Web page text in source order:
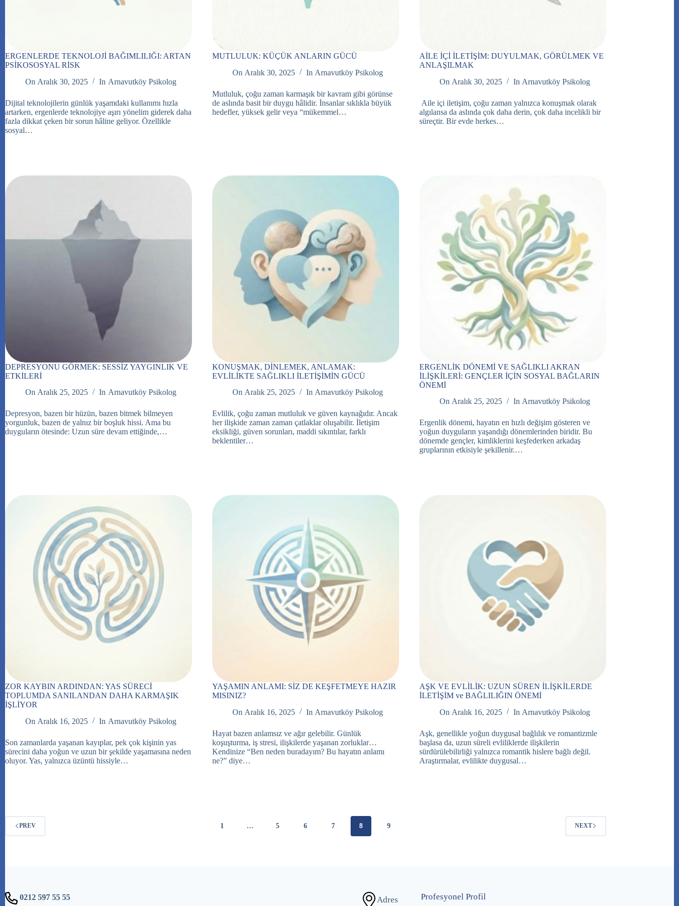
ERGENLERDE TEKNOLOJİ BAĞIMLILIĞI: ARTAN
PSİKOSOSYAL RİSK
On Aralık 30, 2025 In Arnavutköy Psikolog
Dijital teknolojilerin günlük yaşamdaki kullanımı hızla
artarken, ergenlerde teknolojiye aşırı yönelim giderek daha
fazla dikkat çeken bir sorun hâline geliyor. Özellikle
sosyal…
MUTLULUK: KÜÇÜK ANLARIN GÜCÜ
On Aralık 30, 2025 In Arnavutköy Psikolog
Mutluluk, çoğu zaman karmaşık bir kavram gibi görünse
de aslında basit bir duygu hâlidir. İnsanlar sıklıkla büyük
hedefler, yüksek gelir veya “mükemmel…
AİLE İÇİ İLETİŞİM: DUYULMAK, GÖRÜLMEK VE
ANLAŞILMAK
On Aralık 30, 2025 In Arnavutköy Psikolog
Aile içi iletişim, çoğu zaman yalnızca konuşmak olarak
algılansa da aslında çok daha derin, çok daha incelikli bir
süreçtir. Bir evde herkes…
DEPRESYONU GÖRMEK: SESSİZ YAYGINLIK VE
ETKİLERİ
On Aralık 25, 2025 In Arnavutköy Psikolog
Depresyon, bazen bir hüzün, bazen bitmek bilmeyen
yorgunluk, bazen de yalnız bir boşluk hissi. Ama bu
duyguların ötesinde: Uzun süre devam ettiğinde,…
KONUŞMAK, DİNLEMEK, ANLAMAK:
EVLİLİKTE SAĞLIKLI İLETİŞİMİN GÜCÜ
On Aralık 25, 2025 In Arnavutköy Psikolog
Evlilik, çoğu zaman mutluluk ve güven kaynağıdır. Ancak
her ilişkide zaman zaman çatlaklar oluşabilir. İletişim
eksikliği, güven sorunları, maddi sıkıntılar, farklı
beklentiler…
ERGENLİK DÖNEMİ VE SAĞLIKLI AKRAN
İLİŞKİLERİ: GENÇLER İÇİN SOSYAL BAĞLARIN
ÖNEMİ
On Aralık 25, 2025 In Arnavutköy Psikolog
Ergenlik dönemi, hayatın en hızlı değişim gösteren ve
yoğun duyguların yaşandığı dönemlerinden biridir. Bu
dönemde gençler, kimliklerini keşfederken arkadaş
gruplarının etkisiyle şekillenir.…
ZOR KAYBIN ARDINDAN: YAS SÜRECİ
TOPLUMDA SANILANDAN DAHA KARMAŞIK
İŞLİYOR
On Aralık 16, 2025 In Arnavutköy Psikolog
Son zamanlarda yaşanan kayıplar, pek çok kişinin yas
sürecini daha yoğun ve uzun bir şekilde yaşamasına neden
oluyor. Yas, yalnızca üzüntü hissiyle…
YAŞAMIN ANLAMI: SİZ DE KEŞFETMEYE HAZIR
MISINIZ?
On Aralık 16, 2025 In Arnavutköy Psikolog
Hayat bazen anlamsız ve ağır gelebilir. Günlük
koşuşturma, iş stresi, ilişkilerde yaşanan zorluklar…
Kendinize “Ben neden buradayım? Bu hayatın anlamı
ne?” diye…
AŞK VE EVLİLİK: UZUN SÜREN İLİŞKİLERDE
İLETİŞİM ve BAĞLILIĞIN ÖNEMİ
On Aralık 16, 2025 In Arnavutköy Psikolog
Aşk, genellikle yoğun duygusal bağlılık ve romantizmle
başlasa da, uzun süreli evliliklerde ilişkilerin
sürdürülebilirliği yalnızca romantik hislere bağlı değil.
Araştırmalar, evlilikte duygusal…
PREV 1 … 5 6 7 8 9 NEXT
0212 597 55 55 Adres Profesyonel Profil